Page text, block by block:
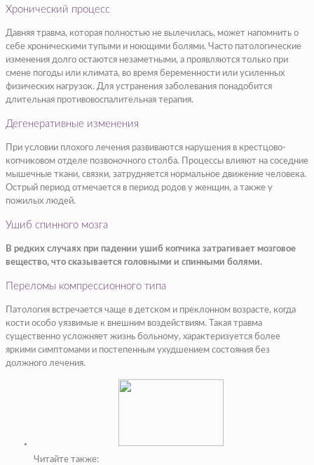
Хронический процесс
Давняя травма, которая полностью не вылечилась, может напомнить о
себе хроническими тупыми и ноющими болями. Часто патологические
изменения долго остаются незаметными, а проявляются только при
смене погоды или климата, во время беременности или усиленных
физических нагрузок. Для устранения заболевания понадобится
длительная противовоспалительная терапия.
Дегенеративные изменения
При условии плохого лечения развиваются нарушения в крестцово-
копчиковом отделе позвоночного столба. Процессы влияют на соседние
мышечные ткани, связки, затрудняется нормальное движение человека.
Острый период отмечается в период родов у женщин, а также у
пожилых людей.
Ушиб спинного мозга
В редких случаях при падении ушиб копчика затрагивает мозговое
вещество, что сказывается головными и спинными болями.
Переломы компрессионного типа
Патология встречается чаще в детском и преклонном возрасте, когда
кости особо уязвимые к внешним воздействиям. Такая травма
существенно усложняет жизнь больному, характеризуется более
яркими симптомами и постепенным ухудшением состояния без
должного лечения.
Читайте также: